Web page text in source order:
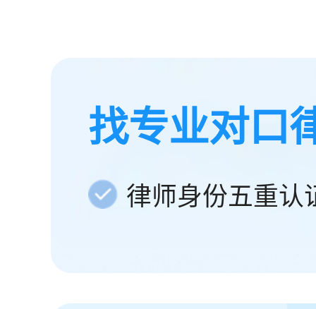
找专业对口
律师身份五重认